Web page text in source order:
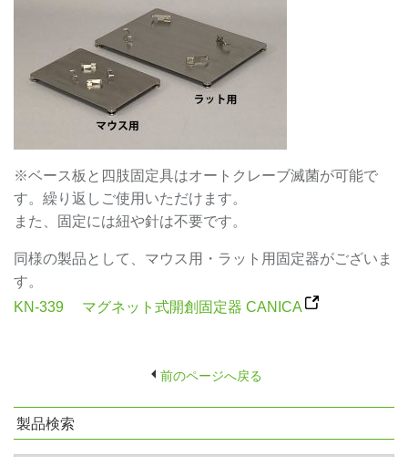
※ベース板と四肢固定具はオートクレーブ滅菌が可能で
す。繰り返しご使用いただけます。
また、固定には紐や針は不要です。
同様の製品として、マウス用・ラット用固定器がございま
す。
KN-339 マグネット式開創固定器 CANICA
前のページへ戻る
製品検索